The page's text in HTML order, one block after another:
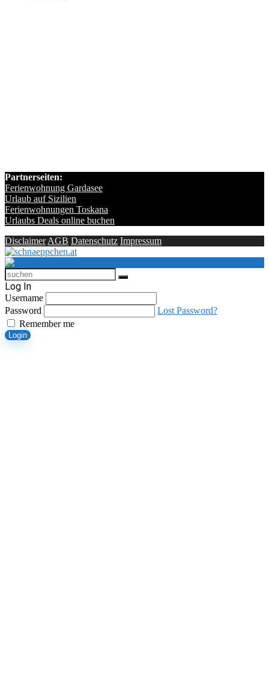
Partnerseiten:
Ferienwohnung Gardasee
Urlaub auf Sizilien
Ferienwohnungen Toskana
Urlaubs Deals online buchen
Disclaimer AGB Datenschutz Impressum
Log In
Username
Password
Lost Password?
Remember me
Login